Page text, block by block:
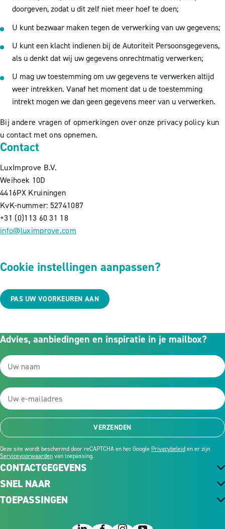
doorgeven, zodat u dit zelf niet meer hoef te doen;
U kunt bezwaar maken tegen de verwerking van uw gegevens;
U kunt een klacht indienen bij de Autoriteit Persoonsgegevens,
als u denkt dat wij uw gegevens onrechtmatig verwerken;
U mag uw toestemming om uw gegevens te verwerken altijd
weer intrekken. Vanaf het moment dat u de toestemming
intrekt mogen we dan geen gegevens meer van u verwerken.
Bij andere vragen of opmerkingen over onze privacy policy kun
u contact met ons opnemen.
Contact
LuxImprove B.V.
Weihoek 10D
4416PX Kruiningen
KvK-nummer: 52741087
+31 (0)113 60 31 18
info@luximprove.com
Cookie instellingen aanpassen?
PAS UW VOORKEUREN AAN
CONTACTGEGEVENS
Advies, aanbiedingen en inspiratie in je mailbox?
VERZENDEN
Deze site wordt beschermd door reCAPTCHA en het Google Privacybeleiden er zijn
Servicevoorwaardenvan toepassing.
SNEL NAAR
TOEPASSINGEN